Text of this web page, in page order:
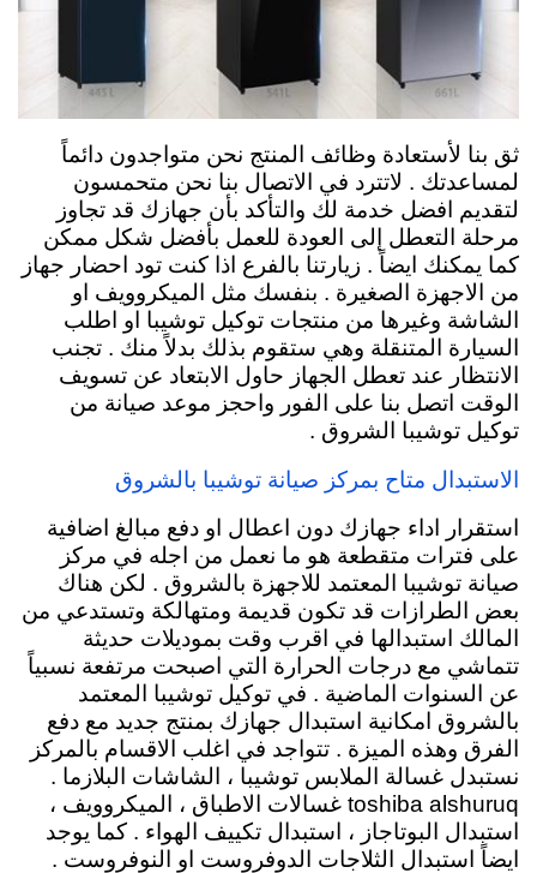
ثق بنا لأستعادة وظائف المنتج نحن متواجدون دائماً
لمساعدتك . لاتترد في الاتصال بنا نحن متحمسون
لتقديم افضل خدمة لك والتأكد بأن جهازك قد تجاوز
مرحلة التعطل إلى العودة للعمل بأفضل شكل ممكن
كما يمكنك ايضاً . زيارتنا بالفرع اذا كنت تود احضار جهاز
من الاجهزة الصغيرة . بنفسك مثل الميكروويف او
الشاشة وغيرها من منتجات توكيل توشيبا او اطلب
السيارة المتنقلة وهي ستقوم بذلك بدلاً منك . تجنب
الانتظار عند تعطل الجهاز حاول الابتعاد عن تسويف
الوقت اتصل بنا على الفور واحجز موعد صيانة من
توكيل توشيبا الشروق .
الاستبدال متاح بمركز صيانة توشيبا بالشروق
استقرار اداء جهازك دون اعطال او دفع مبالغ اضافية
على فترات متقطعة هو ما نعمل من اجله في مركز
صيانة توشيبا المعتمد للاجهزة بالشروق . لكن هناك
بعض الطرازات قد تكون قديمة ومتهالكة وتستدعي من
المالك استبدالها في اقرب وقت بموديلات حديثة
تتماشي مع درجات الحرارة التي اصبحت مرتفعة نسبياً
عن السنوات الماضية . في توكيل توشيبا المعتمد
بالشروق امكانية استبدال جهازك بمنتج جديد مع دفع
الفرق وهذه الميزة . تتواجد في اغلب الاقسام بالمركز
نستبدل غسالة الملابس توشيبا ، الشاشات البلازما .
toshiba alshuruq غسالات الاطباق ، الميكروويف ،
استبدال البوتاجاز ، استبدال تكييف الهواء . كما يوجد
ايضاً استبدال الثلاجات الدوفروست او النوفروست .